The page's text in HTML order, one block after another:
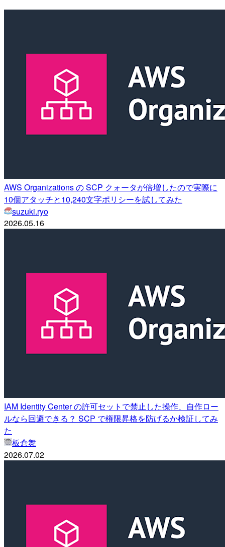
AWS Organizations の SCP クォータが倍増したので実際に
10個アタッチと10,240文字ポリシーを試してみた
suzuki.ryo
2026.05.16
IAM Identity Center の許可セットで禁止した操作、自作ロー
ルなら回避できる？ SCP で権限昇格を防げるか検証してみ
た
板倉舞
2026.07.02